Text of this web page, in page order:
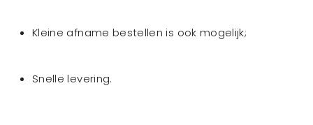
Kleine afname bestellen is ook mogelijk;
Snelle levering.